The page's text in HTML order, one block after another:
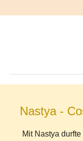
Nastya -
Mit Nastya